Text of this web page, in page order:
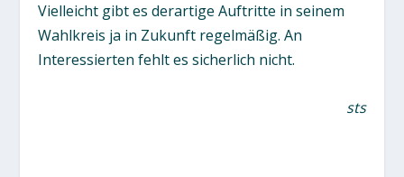
Vielleicht gibt es derartige Auftritte in seinem
Wahlkreis ja in Zukunft regelmäßig. An
Interessierten fehlt es sicherlich nicht.
sts